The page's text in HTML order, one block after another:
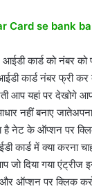
Card se bank
आईडी कार्ड को नंबर
कार्ड नंबर फ्री
आप यहां पर देखोगे
नहीं बनाए
नेट के ऑप्शन पर
कार्ड में क्या करना
जो दिया गया
ऑप्शन पर क्लिक